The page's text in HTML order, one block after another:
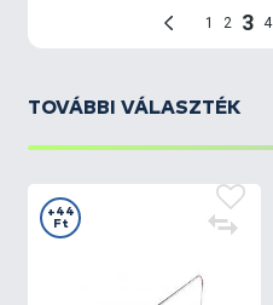
TOVÁBBI VÁLASZTÉK
+44
Ft